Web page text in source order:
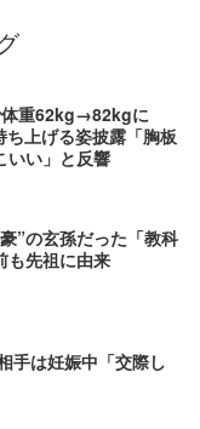
体重62kg→82kgに
上げる姿披露「胸板
いい」と反響
”の玄孫だった「教科
も先祖に由来
手は妊娠中「交際し